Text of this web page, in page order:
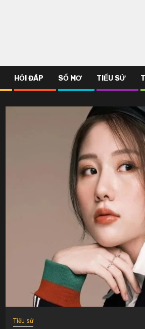
HỎI ĐÁP SỔ MƠ TIỂU SỬ
Những đội bóng chưa từng xuống
hạng: Biểu tượng của sự ổn định
Tiểu sử